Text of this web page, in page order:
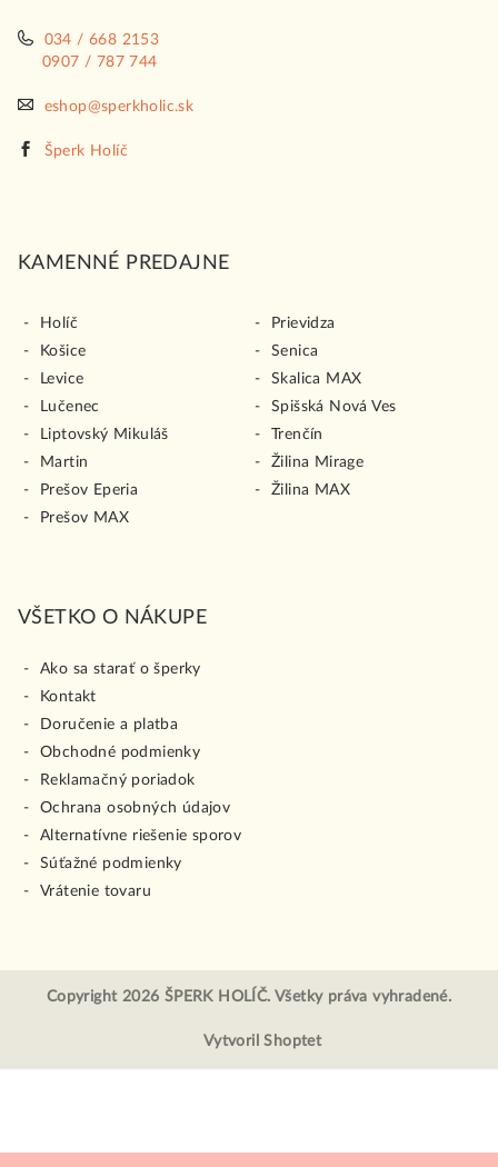
034 / 668 2153
0907 / 787 744
eshop@sperkholic.sk
Šperk Holíč
KAMENNÉ PREDAJNE
Holíč
Košice
Levice
Lučenec
Liptovský Mikuláš
Martin
Prešov Eperia
Prešov MAX
Prievidza
Senica
Skalica MAX
Spišská Nová Ves
Trenčín
Žilina Mirage
Žilina MAX
VŠETKO O NÁKUPE
Ako sa starať o šperky
Kontakt
Doručenie a platba
Obchodné podmienky
Reklamačný poriadok
Ochrana osobných údajov
Alternatívne riešenie sporov
Súťažné podmienky
Vrátenie tovaru
Copyright 2026 ŠPERK HOLÍČ. Všetky práva vyhradené.
Vytvoril Shoptet